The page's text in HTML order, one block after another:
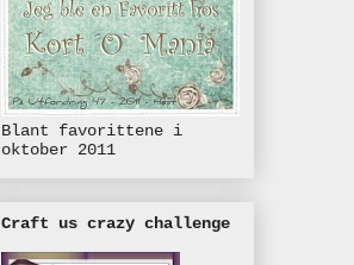
Blant favorittene i
oktober 2011
Craft us crazy challenge